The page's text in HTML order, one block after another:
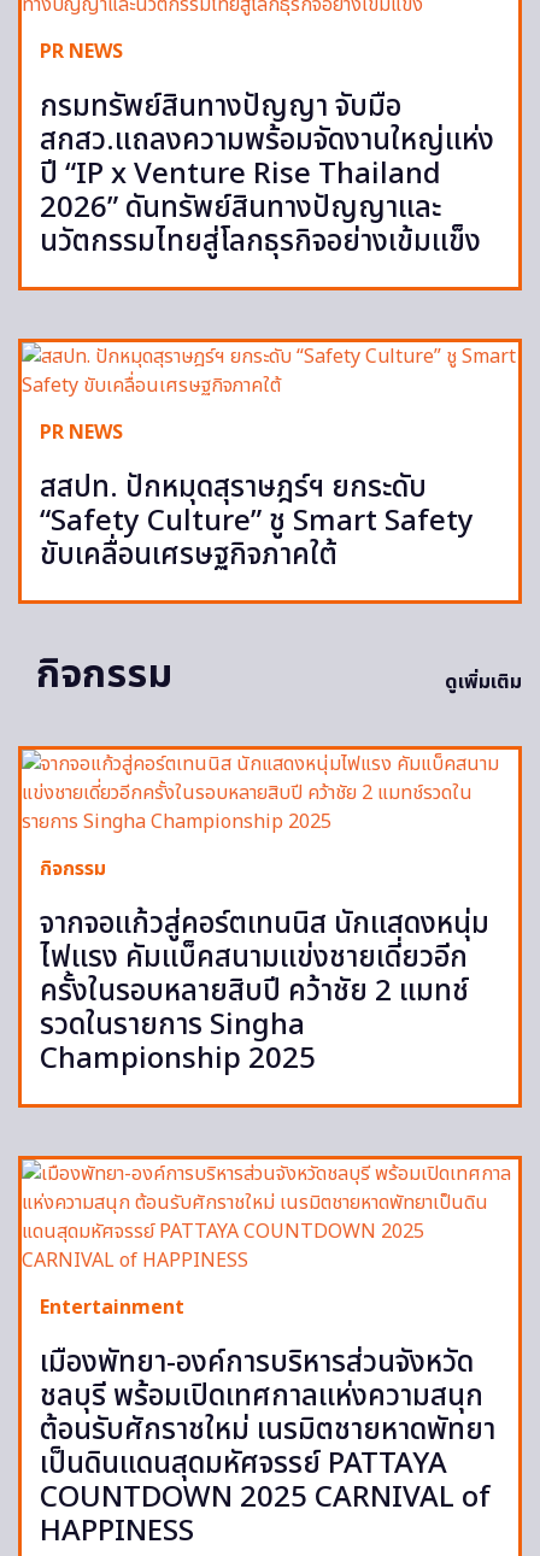
PR NEWS
กรมทรัพย์สินทางปัญญา จับมือ
สกสว.แถลงความพร้อมจัดงานใหญ่แห่ง
ปี “IP x Venture Rise Thailand
2026” ดันทรัพย์สินทางปัญญาและ
นวัตกรรมไทยสู่โลกธุรกิจอย่างเข้มแข็ง
PR NEWS
สสปท. ปักหมุดสุราษฎร์ฯ ยกระดับ
“Safety Culture” ชู Smart Safety
ขับเคลื่อนเศรษฐกิจภาคใต้
กิจกรรม ดูเพิ่มเติม
กิจกรรม
จากจอแก้วสู่คอร์ตเทนนิส นักแสดงหนุ่ม
ไฟแรง คัมแบ็คสนามแข่งชายเดี่ยวอีก
ครั้งในรอบหลายสิบปี คว้าชัย 2 แมทช์
รวดในรายการ Singha
Championship 2025
Entertainment
เมืองพัทยา-องค์การบริหารส่วนจังหวัด
ชลบุรี พร้อมเปิดเทศกาลแห่งความสนุก
ต้อนรับศักราชใหม่ เนรมิตชายหาดพัทยา
เป็นดินแดนสุดมหัศจรรย์ PATTAYA
COUNTDOWN 2025 CARNIVAL of
HAPPINESS